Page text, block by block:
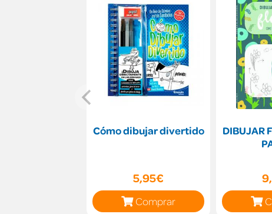
Cómo dibujar divertido
5,95€
Comprar
DIBUJAR